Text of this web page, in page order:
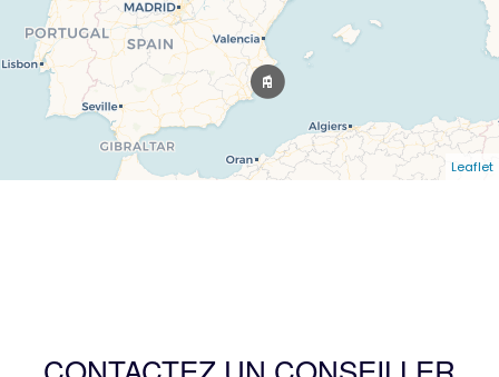
Leaflet